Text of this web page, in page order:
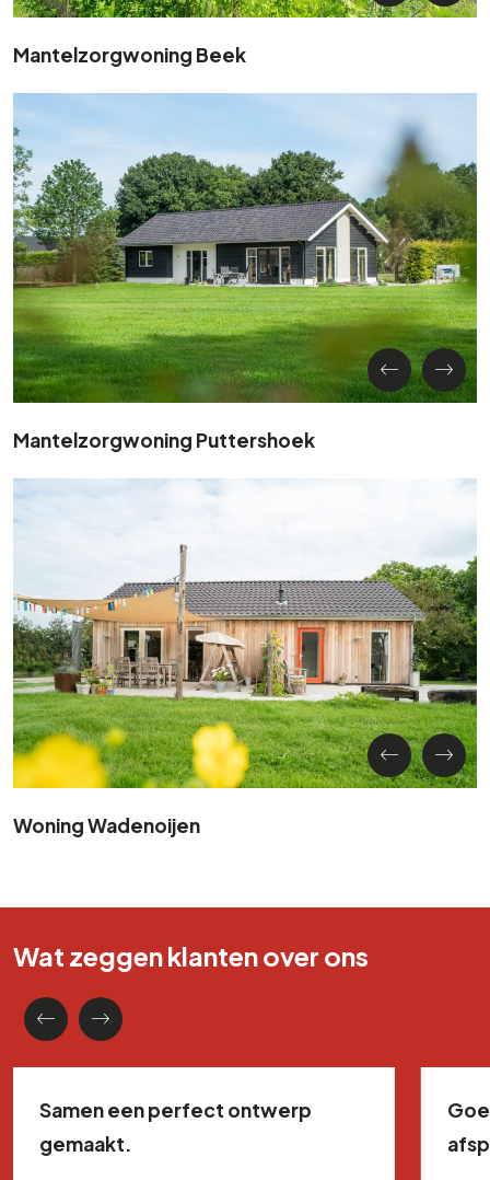
Mantelzorgwoning Beek
Mantelzorgwoning Puttershoek
Woning Wadenoijen
Wat zeggen klanten over ons
Samen een perfect ontwerp
gemaakt.